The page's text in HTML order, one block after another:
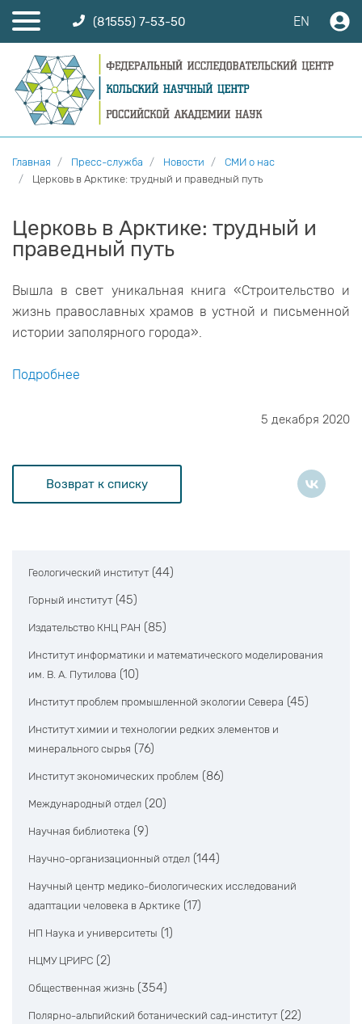
(81555) 7-53-50 EN
Главная Пресс-служба Новости
СМИ о нас
Церковь в Арктике: трудный и праведный путь
Церковь в Арктике: трудный и
праведный путь
Вышла в свет уникальная книга «Строительство и
жизнь православных храмов в устной и письменной
истории заполярного города».
Подробнее
5 декабря 2020
Возврат к списку
Геологический институт (44)
Горный институт (45)
Издательство КНЦ РАН (85)
Институт информатики и математического моделирования
им. В. А. Путилова (10)
Институт проблем промышленной экологии Севера (45)
Институт химии и технологии редких элементов и
минерального сырья (76)
Институт экономических проблем (86)
Международный отдел (20)
Научная библиотека (9)
Научно-организационный отдел (144)
Научный центр медико-биологических исследований
адаптации человека в Арктике (17)
НП Наука и университеты (1)
НЦМУ ЦРИРС (2)
Общественная жизнь (354)
Полярно-альпийский ботанический сад-институт (22)